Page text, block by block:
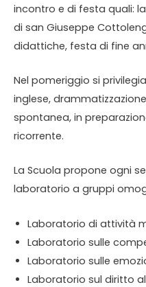
incontro e di festa quali:
di san Giuseppe
didattiche, festa di fine
Nel pomeriggio si
inglese,
spontanea, in
ricorrente.
La Scuola propone ogni
laboratorio a gruppi
Laboratorio di attività
Laboratorio sulle
Laboratorio sulle
Laboratorio sul diritto